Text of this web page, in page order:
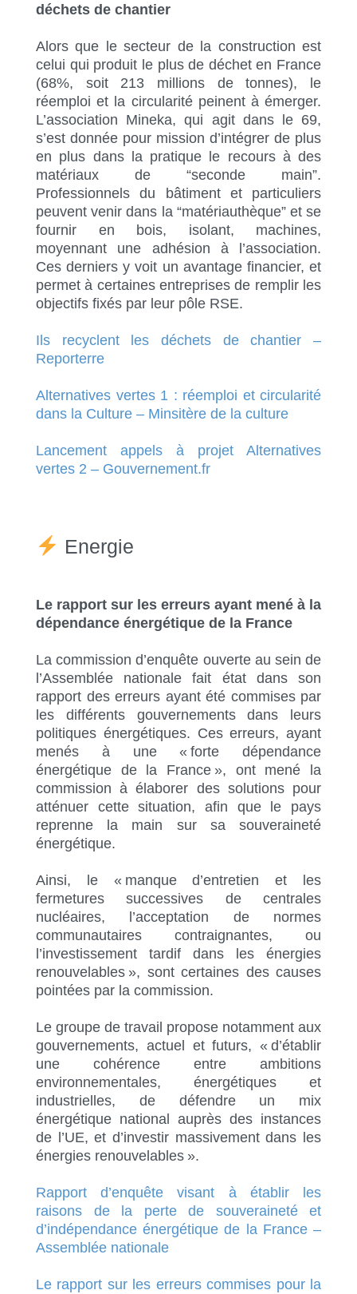
déchets de chantier
Alors que le secteur de la construction est
celui qui produit le plus de déchet en France
(68%, soit 213 millions de tonnes), le
réemploi et la circularité peinent à émerger.
L’association Mineka, qui agit dans le 69,
s’est donnée pour mission d’intégrer de plus
en plus dans la pratique le recours à des
matériaux de “seconde main”.
Professionnels du bâtiment et particuliers
peuvent venir dans la “matériauthèque” et se
fournir en bois, isolant, machines,
moyennant une adhésion à l’association.
Ces derniers y voit un avantage financier, et
permet à certaines entreprises de remplir les
objectifs fixés par leur pôle RSE.
Ils recyclent les déchets de chantier –
Reporterre
Alternatives vertes 1 : réemploi et circularité
dans la Culture – Minsitère de la culture
Lancement appels à projet Alternatives
vertes 2 – Gouvernement.fr
Energie
Le rapport sur les erreurs ayant mené à la
dépendance énergétique de la France
La commission d’enquête ouverte au sein de
l’Assemblée nationale fait état dans son
rapport des erreurs ayant été commises par
les différents gouvernements dans leurs
politiques énergétiques. Ces erreurs, ayant
menés à une « forte dépendance
énergétique de la France », ont mené la
commission à élaborer des solutions pour
atténuer cette situation, afin que le pays
reprenne la main sur sa souveraineté
énergétique.
Ainsi, le « manque d’entretien et les
fermetures successives de centrales
nucléaires, l’acceptation de normes
communautaires contraignantes, ou
l’investissement tardif dans les énergies
renouvelables », sont certaines des causes
pointées par la commission.
Le groupe de travail propose notamment aux
gouvernements, actuel et futurs, « d’établir
une cohérence entre ambitions
environnementales, énergétiques et
industrielles, de défendre un mix
énergétique national auprès des instances
de l’UE, et d’investir massivement dans les
énergies renouvelables ».
Rapport d’enquête visant à établir les
raisons de la perte de souveraineté et
d’indépendance énergétique de la France –
Assemblée nationale
Le rapport sur les erreurs commises pour la